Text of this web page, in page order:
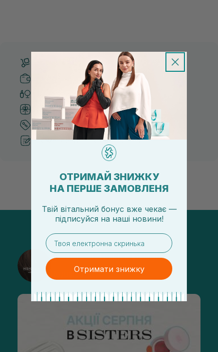
Бесплатная доставка от 3000 UAH
Безопасные способы оплаты
Только оригинальная косметика
Система бонусов и лояльности
Лучшие цены и топ товары
Рекомендации от косметологов
@sisters_stelmakh в Instagram
Подписаться
ОТРИМАЙ ЗНИЖКУ
НА ПЕРШЕ ЗАМОВЛЕНЯ
Твій вітальний бонус вже чекає —
підписуйся на наші новини!
email
Отримати знижку